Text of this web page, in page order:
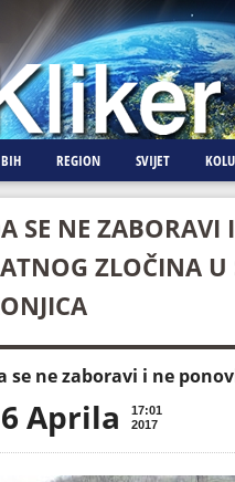
BIH REGION SVIJET
SE NE
ZLOČINA
se ne zaboravi i ne
Aprila
17:01
2017